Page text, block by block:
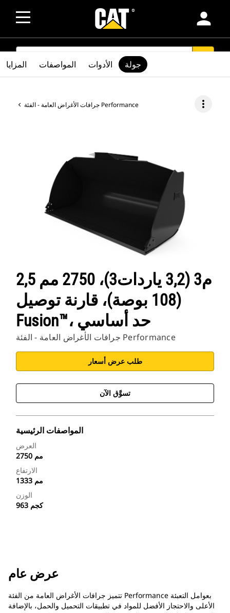
person
SEARCH
جرافات الأغراض العامة - الفئة Performance more_vert
2,5 م3 (3,2 ياردات3)، 2750 مم
(108 بوصة)، قارنة توصيل
Fusion™، حد أساسي
جرافات الأغراض العامة - الفئة Performance
طلب عرض أسعار
تسوَّق الآن
المواصفات الرئيسية
العرض
2750 مم
الارتفاع
1333 مم
الوزن
963 كجم
المزايا المواصفات الأدوات جولة
عرض عام
تتميز جرافات الأغراض العامة من الفئة Performance بعوامل التعبئة
الأعلى والاحتجاز الأفضل للمواد في تطبيقات التحميل والحمل، بالإضافة